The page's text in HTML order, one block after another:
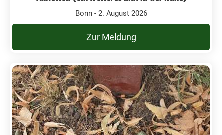
Bonn - 2. August 2026
Zur Meldung